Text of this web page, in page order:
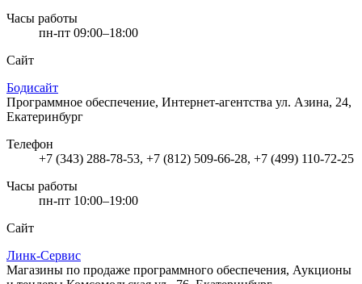
Часы работы
пн-пт 09:00–18:00
Сайт
Бодисайт
Программное обеспечение, Интернет-агентства ул. Азина, 24,
Екатеринбург
Телефон
+7 (343) 288-78-53, +7 (812) 509-66-28, +7 (499) 110-72-25
Часы работы
пн-пт 10:00–19:00
Сайт
Линк-Сервис
Магазины по продаже программного обеспечения, Аукционы